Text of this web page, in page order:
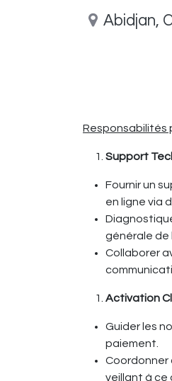
Abidjan,
Responsabilités
Support
Fournir un
en ligne via
générale de
Collaborer
Activation
Guider les
paiement.
Coordonner
veillant à ce